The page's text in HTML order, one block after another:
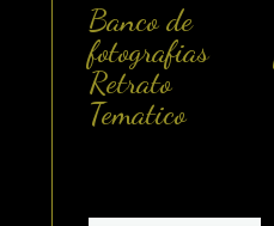
Banco de
fotografias
Retrato
Tematico